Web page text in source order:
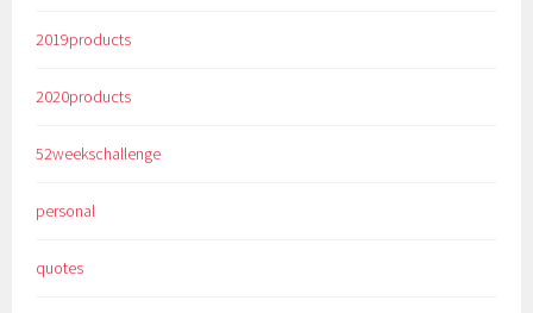
2019products
2020products
52weekschallenge
personal
quotes